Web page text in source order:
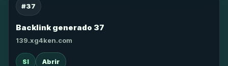
#37
Backlink generado 37
139.xg4ken.com
SI Abrir